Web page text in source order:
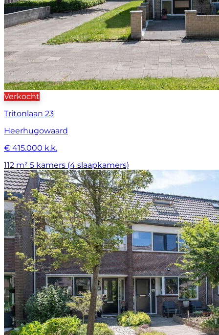
Verkocht
Tritonlaan 23
Heerhugowaard
€ 415.000 k.k.
112 m² 5 kamers (4 slaapkamers)